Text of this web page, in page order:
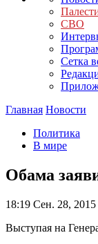
СВО
Сетка
Главная Новости
Политика
В мире
Обама
18:19 Сен. 28, 2015
Выступая на